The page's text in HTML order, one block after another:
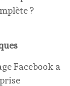
?
Facebook a